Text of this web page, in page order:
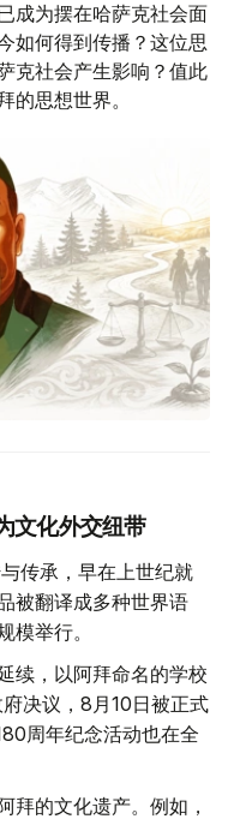
成为摆在哈萨克社会面
如何得到传播？这位思
克社会产生影响？值此
的思想世界。
文化外交纽带
传承，早在上世纪就
被翻译成多种世界语
模举行。
续，以阿拜命名的学校
决议，8月10日被正式
周年纪念活动也在全
拜的文化遗产。例如，